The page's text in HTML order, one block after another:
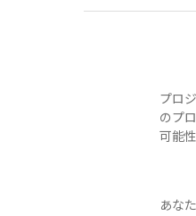
プロ
のプ
可能
あな